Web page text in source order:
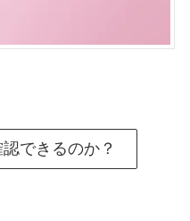
できるのか？